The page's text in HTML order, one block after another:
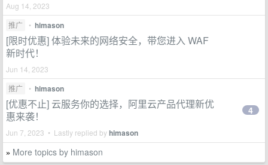
Aug 14, 2023
推广
• himason
[限时优惠] 体验未来的网络安全，带您进入 WAF
新时代！
Jun 14, 2023
推广
• himason
[优惠不止] 云服务你的选择，阿里云产品代理新优
惠来袭！
Jun 7, 2023 • Lastly replied byhimason
4
» More topics by himason